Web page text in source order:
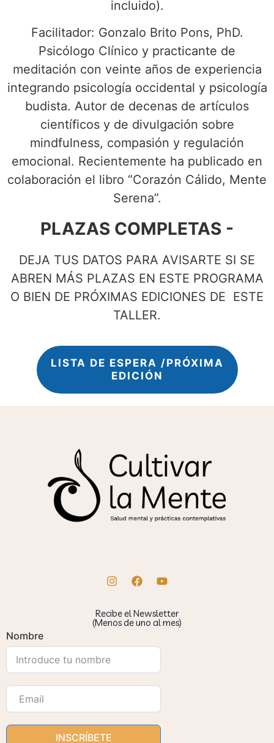
incluido).
Facilitador: Gonzalo Brito Pons, PhD.
Psicólogo Clínico y practicante de
meditación con veinte años de experiencia
integrando psicología occidental y psicología
budista. Autor de decenas de artículos
científicos y de divulgación sobre
mindfulness, compasión y regulación
emocional. Recientemente ha publicado en
colaboración el libro “Corazón Cálido, Mente
Serena”.
PLAZAS COMPLETAS -
DEJA TUS DATOS PARA AVISARTE SI SE
ABREN MÁS PLAZAS EN ESTE PROGRAMA
O BIEN DE PRÓXIMAS EDICIONES DE ESTE
TALLER.
LISTA DE ESPERA /PRÓXIMA
EDICIÓN
Recibe el Newsletter
(Menos de uno al mes)
Nombre
INSCRÍBETE